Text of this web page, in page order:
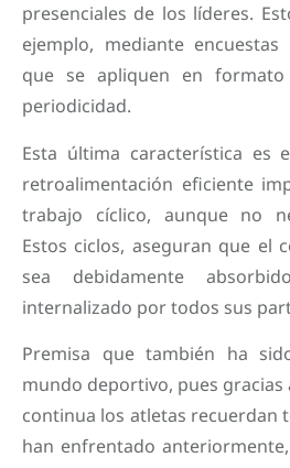
presenciales de los líderes.
ejemplo, mediante
que se apliquen en
periodicidad.
Esta última característica es
retroalimentación eficiente
trabajo cíclico, aunque no
Estos ciclos, aseguran que el
sea debidamente
internalizado por todos sus
Premisa que también ha
mundo deportivo, pues
continua los atletas recuerdan
han enfrentado